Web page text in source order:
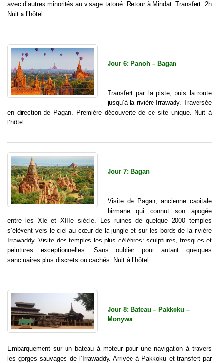
avec d’autres minorités au visage tatoué. Retour à Mindat. Transfert: 2h
Nuit à l’hôtel.
Jour 6: Panoh – Bagan
Transfert par la piste, puis la route
jusqu’à la rivière Irrawady. Traversée
en direction de Pagan. Première découverte de ce site unique. Nuit à
l’hôtel.
Jour 7: Bagan
Visite de Pagan, ancienne capitale
birmane qui connut son apogée
entre les XIe et XIIIe siècle. Les ruines de quelque 2000 temples
s’élèvent vers le ciel au cœur de la jungle et sur les bords de la rivière
Irrawaddy. Visite des temples les plus célèbres: sculptures, fresques et
peintures exceptionnelles. Sans oublier pour autant quelques
sanctuaires plus discrets ou cachés. Nuit à l’hôtel.
Jour 8: Bateau – Pakkoku –
Monywa
Embarquement sur un bateau à moteur pour une navigation à travers
les gorges sauvages de l’Irrawaddy. Arrivée à Pakkoku et transfert par